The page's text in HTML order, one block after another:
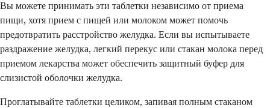
Вы можете принимать эти таблетки независимо от приема
пищи, хотя прием с пищей или молоком может помочь
предотвратить расстройство желудка. Если вы испытываете
раздражение желудка, легкий перекус или стакан молока перед
приемом лекарства может обеспечить защитный буфер для
слизистой оболочки желудка.
Проглатывайте таблетки целиком, запивая полным стаканом